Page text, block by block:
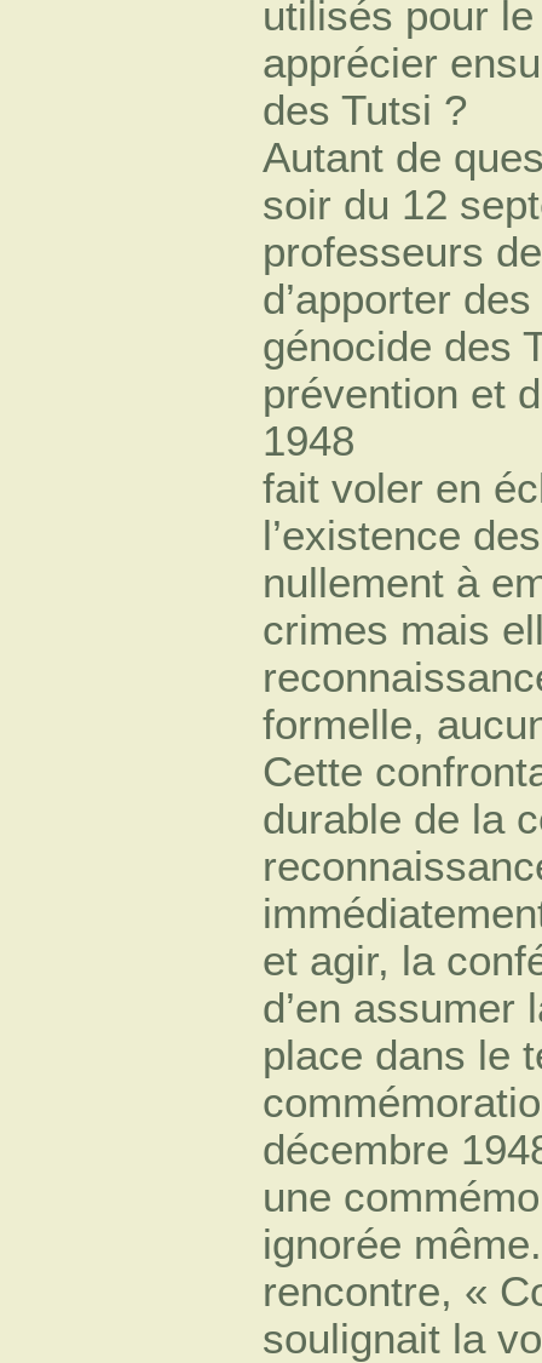
utilisés pour
apprécier
des Tutsi ?
Autant de
soir du 12
professeurs
d’apporter
génocide des
prévention et
1948
fait voler en
l’existence
nullement à
crimes mais
formelle,
Cette
durable de la
et agir, la
d’en assumer
place dans le
décembre
une
ignorée
rencontre, «
soulignait la